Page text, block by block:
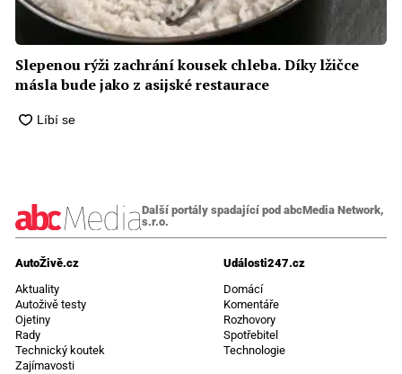
Slepenou rýži zachrání kousek chleba. Díky lžičce
másla bude jako z asijské restaurace
Další portály spadající pod abcMedia Network,
s.r.o.
AutoŽivě.cz
Aktuality
Autoživě testy
Ojetiny
Rady
Technický koutek
Zajímavosti
Události247.cz
Domácí
Komentáře
Rozhovory
Spotřebitel
Technologie